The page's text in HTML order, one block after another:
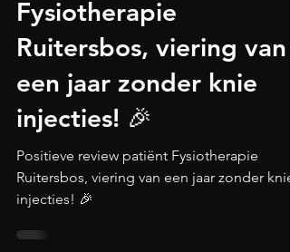
NIEUWS
Positieve review patiënt
Fysiotherapie
Ruitersbos, viering van
een jaar zonder knie
injecties! 🎉
Ruitersbos, viering van een jaar zonder knie